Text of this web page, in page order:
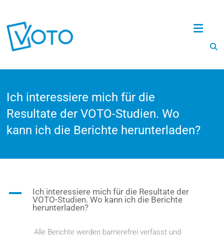
Ich interessiere mich für die
Resultate der VOTO-Studien. Wo
kann ich die Berichte herunterladen?
A
Ich interessiere mich für die Resultate der
VOTO-Studien. Wo kann ich die Berichte
herunterladen?
Alle Berichte werden barrierefrei verfasst und